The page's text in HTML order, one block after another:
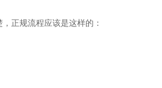
正规流程应该是这样的：